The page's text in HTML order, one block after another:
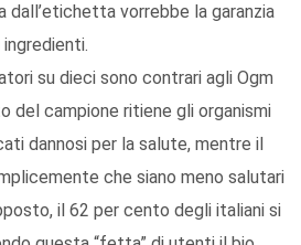
dall’etichetta vorrebbe la garanzia
su dieci sono contrari agli Ogm
del campione ritiene gli organismi
dannosi per la salute, mentre il
che siano meno salutari
il 62 per cento degli italiani si